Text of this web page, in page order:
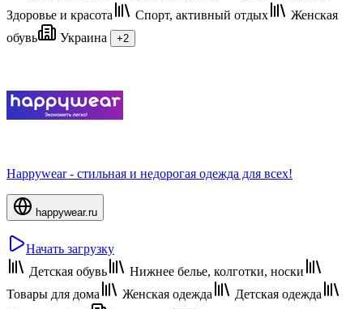
Здоровье и красота
Спорт, активный отдых
Женская
обувь
Украина +2
Happywear - стильная и недорогая одежда для всех!
happywear.ru
Начать загрузку
Детская обувь
Нижнее белье, колготки, носки
Товары для дома
Женская одежда
Детская одежда